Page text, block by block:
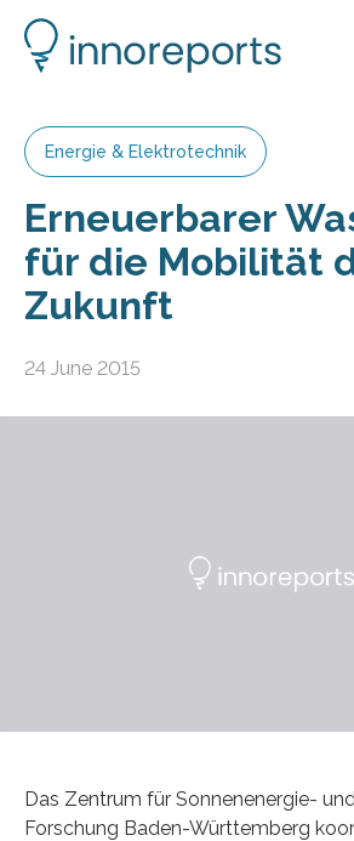
Energie & Elektrotechnik
Erneuerbarer
für die Mobilität
Zukunft
24 June 2015
Das Zentrum für Sonnenenergie-
Forschung Baden-Württemberg